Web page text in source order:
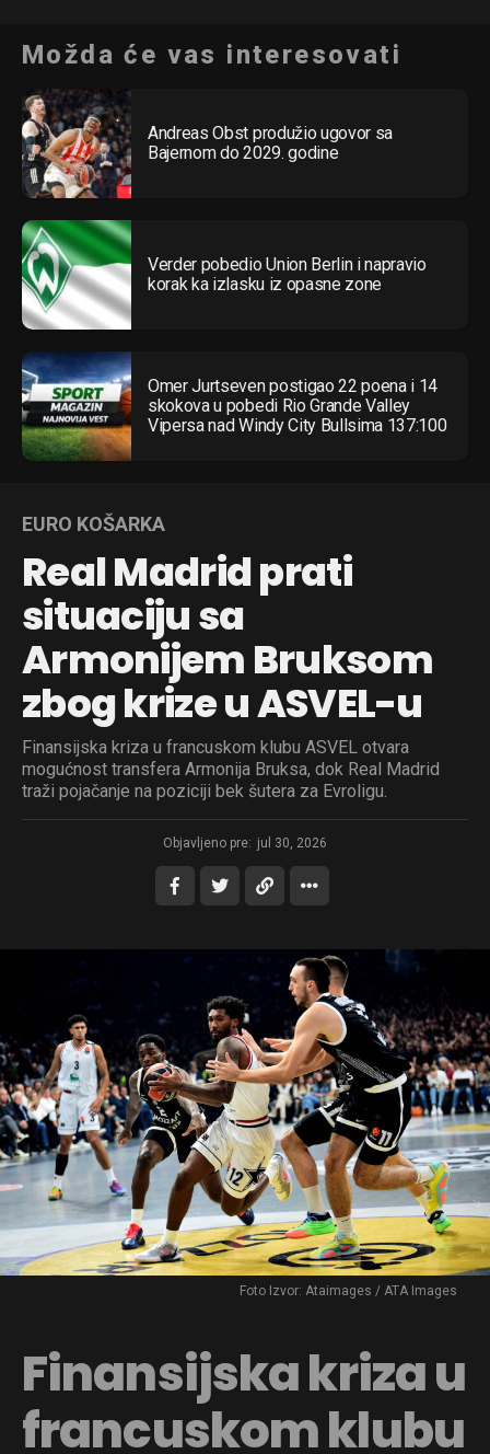
Možda će vas interesovati
Andreas Obst produžio ugovor sa
Bajernom do 2029. godine
Verder pobedio Union Berlin i napravio
korak ka izlasku iz opasne zone
Omer Jurtseven postigao 22 poena i 14
skokova u pobedi Rio Grande Valley
Vipersa nad Windy City Bullsima 137:100
EURO KOŠARKA
Real Madrid prati
situaciju sa
Armonijem Bruksom
zbog krize u ASVEL-u
Finansijska kriza u francuskom klubu ASVEL otvara
mogućnost transfera Armonija Bruksa, dok Real Madrid
traži pojačanje na poziciji bek šutera za Evroligu.
Objavljeno pre: jul 30, 2026
Foto Izvor: Ataimages / ATA Images
Finansijska kriza u
francuskom klubu
Flipboard
Email